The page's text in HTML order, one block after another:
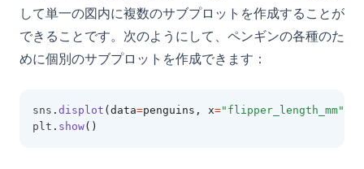
して単一の図内に複数のサブプロットを作成することが
できることです。次のようにして、ペンギンの各種のた
めに個別のサブプロットを作成できます：
sns . displot (data=penguins, x="flipper_length_mm"
plt . show()